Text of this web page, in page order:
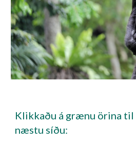
Klikkaðu á grænu örina til
næstu síðu: